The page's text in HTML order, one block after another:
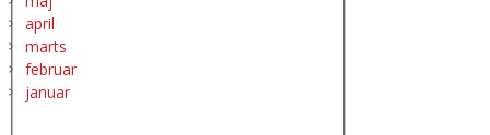
april
marts
februar
januar